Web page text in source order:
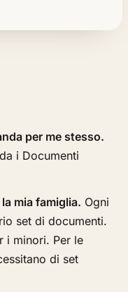
per me stesso.
i Documenti
mia famiglia. Ogni
set di documenti.
i minori. Per le
di set